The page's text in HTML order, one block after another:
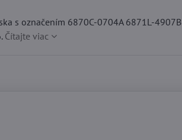
s označením 6870C-0704A 6871L-
Čítajte viac